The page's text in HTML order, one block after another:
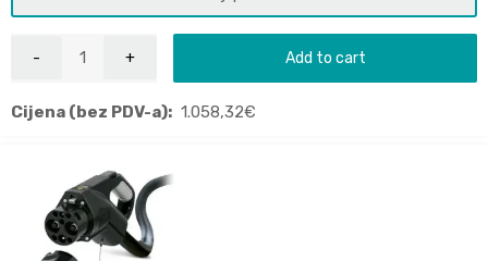
Add to cart
Cijena (bez PDV-a): 1.058,32€